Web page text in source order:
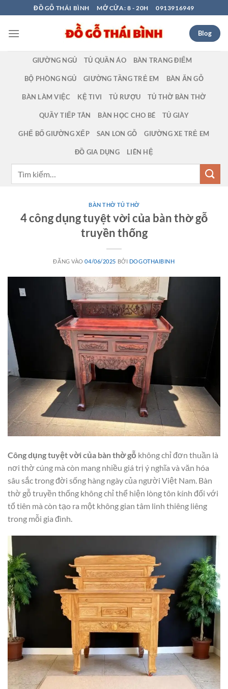
qua
nội
ĐỒ GỖ THÁI BÌNH MỞ CỬA: 8 - 20H 0913916949
Blog
GIƯỜNG NGỦ TỦ QUẦN ÁO BÀN TRANG ĐIỂM
BỘ PHÒNG NGỦ GIƯỜNG TẦNG TRẺ EM BÀN ĂN GỖ
BÀN LÀM VIỆC KỆ TIVI TỦ RƯỢU TỦ THỜ BÀN THỜ
QUẦY TIẾP TÂN BÀN HỌC CHO BÉ TỦ GIÀY
GHẾ BỐ GIƯỜNG XẾP SAN LON GỖ GIƯỜNG XE TRẺ EM
ĐỒ GIA DỤNG LIÊN HỆ
BÀN THỜ TỦ THỜ
4 công dụng tuyệt vời của bàn thờ gỗ
truyền thống
ĐĂNG VÀO04/06/2025 BỞI DOGOTHAIBINH
Công dụng tuyệt vời của bàn thờ gỗ không chỉ đơn thuần là
nơi thờ cúng mà còn mang nhiều giá trị ý nghĩa và văn hóa
sâu sắc trong đời sống hàng ngày của người Việt Nam. Bàn
thờ gỗ truyền thống không chỉ thể hiện lòng tôn kính đối với
tổ tiên mà còn tạo ra một không gian tâm linh thiêng liêng
trong mỗi gia đình.